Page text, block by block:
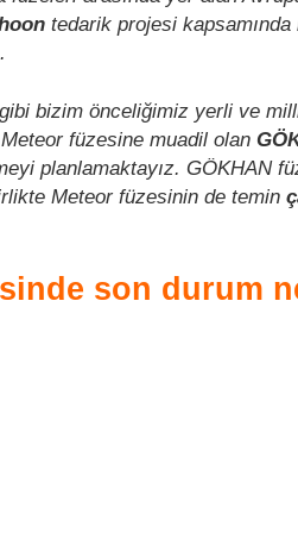
tedarik projesi kapsamında
.
bizim önceliğimiz yerli ve
füzesine muadil olan
planlamaktayız. GÖKHAN
Meteor füzesinin de temin
son durum